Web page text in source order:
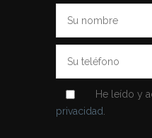
He leído y
privacidad